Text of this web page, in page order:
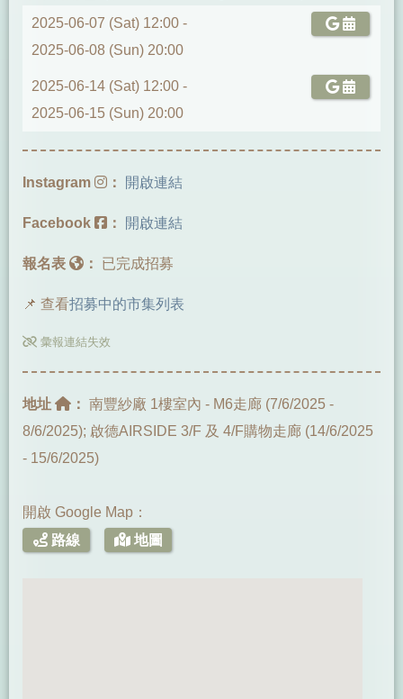
2025-06-07 (Sat) 12:00 -
2025-06-08 (Sun) 20:00
2025-06-14 (Sat) 12:00 -
2025-06-15 (Sun) 20:00
Instagram ： 開啟連結
Facebook ： 開啟連結
報名表 ： 已完成招募
📌 查看招募中的市集列表
彙報連結失效
地址 ： 南豐紗廠 1樓室內 - M6走廊 (7/6/2025 -
8/6/2025); 啟德AIRSIDE 3/F 及 4/F購物走廊 (14/6/2025
- 15/6/2025)
開啟 Google Map：
路線
地圖